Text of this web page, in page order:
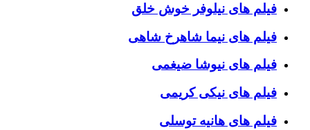
فیلم های نیلوفر خوش خلق
فیلم های نیما شاهرخ شاهی
فیلم های نیوشا ضیغمی
فیلم های نیکی کریمی
فیلم های هانیه توسلی